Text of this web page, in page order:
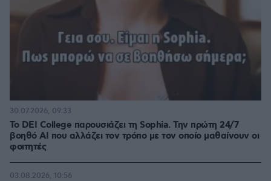
Το DEI College παρουσιάζει τη Sophia. Την πρώτη 24/7
βοηθό AI που αλλάζει τον τρόπο με τον οποίο μαθαίνουν οι
φοιτητές
30.07.2026, 09:33
03.08.2026, 10:56